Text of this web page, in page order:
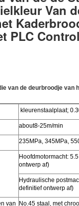
Van
PLC
van de deurbroodje van
kleurenstaalplaat;
about8-25m/min
235MPa, 345MPa,
Hoofdmotormacht:
ontwerp af)
Hydraulische
definitief ontwerp af)
van No.45 staal, met